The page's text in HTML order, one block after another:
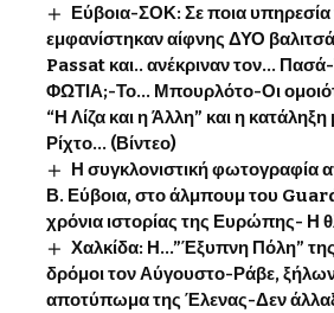
Εύβοια-ΣΟΚ: Σε ποια
εμφανίστηκαν αίφνης ΔΥΟ
Passat και.. ανέκριναν τον…
ΦΩΤΙΑ;-Το… Μπουρλότο-Οι
“Η Λίζα και η Άλλη” και η κατάληξη
Ρίχτο… (Βίντεο)
Η συγκλονιστική φωτογραφία
Β. Εύβοια, στο άλμπουμ του
χρόνια ιστορίας της Ευρώπης- Η
Χαλκίδα: Η…”Έξυπνη Πόλη”
δρόμοι τον Αύγουστο-Ράβε,
αποτύπωμα της Έλενας-Δεν